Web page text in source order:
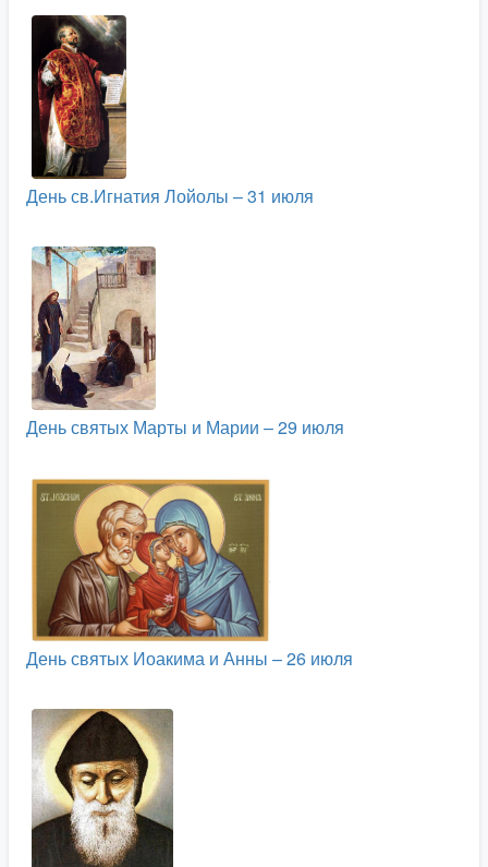
День св.Игнатия Лойолы – 31 июля
День святых Марты и Марии – 29 июля
День святых Иоакима и Анны – 26 июля